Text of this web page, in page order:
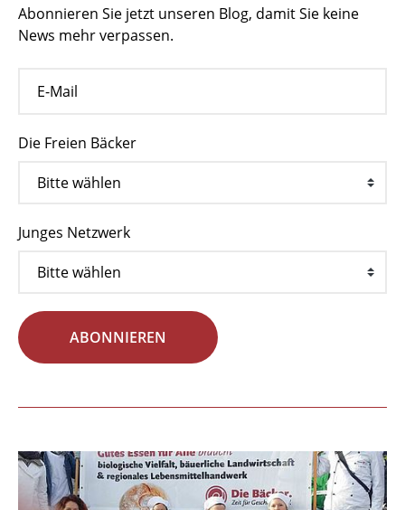
Abonnieren Sie jetzt unseren Blog, damit Sie keine
News mehr verpassen.
Die Freien Bäcker
Junges Netzwerk
ABONNIEREN